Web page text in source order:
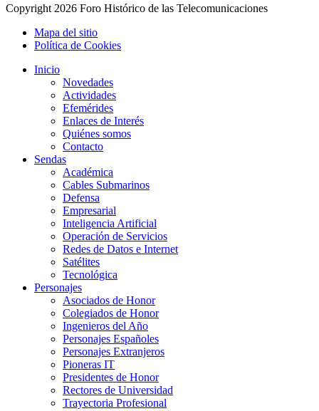
Copyright 2026 Foro Histórico de las Telecomunicaciones
Mapa del sitio
Política de Cookies
Inicio
Novedades
Actividades
Efemérides
Enlaces de Interés
Quiénes somos
Contacto
Sendas
Académica
Cables Submarinos
Defensa
Empresarial
Inteligencia Artificial
Operación de Servicios
Redes de Datos e Internet
Satélites
Tecnológica
Personajes
Asociados de Honor
Colegiados de Honor
Ingenieros del Año
Personajes Españoles
Personajes Extranjeros
Pioneras IT
Presidentes de Honor
Rectores de Universidad
Trayectoria Profesional